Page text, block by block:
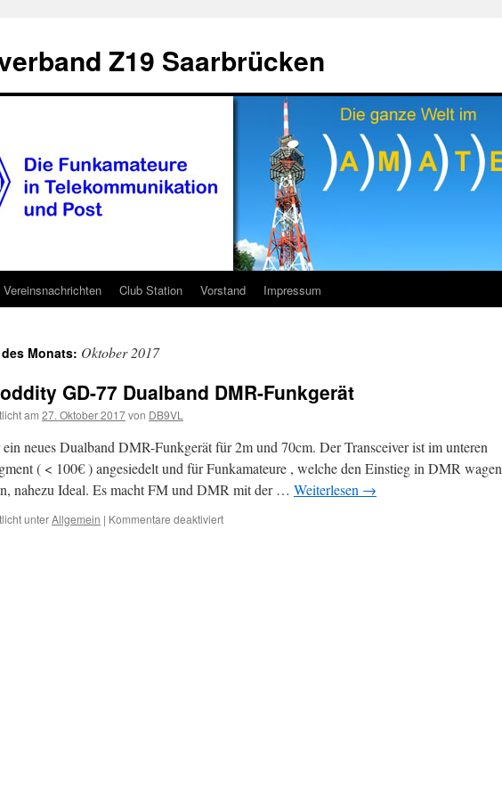
Z19 Saarbrücken
Vereinsnachrichten Club Station Vorstand Impressum
Monats: Oktober 2017
GD-77 Dualband DMR-Funkgerät
am 27. Oktober 2017von DB9VL
neues Dualband DMR-Funkgerät für 2m und 70cm. Der Transceiver ist im unteren
( < 100€ ) angesiedelt und für Funkamateure , welche den Einstieg in DMR wagen
nahezu Ideal. Es macht FM und DMR mit der … Weiterlesen →
unterAllgemein | Kommentare deaktiviertfür